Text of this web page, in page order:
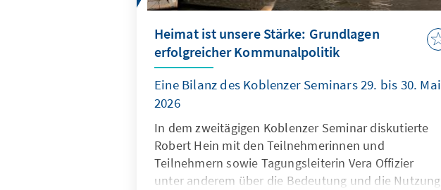
Heimat ist unsere Stärke: Grundlagen
erfolgreicher Kommunalpolitik
Eine Bilanz des Koblenzer Seminars 29. bis 30. Mai
2026
In dem zweitägigen Koblenzer Seminar diskutierte
Robert Hein mit den Teilnehmerinnen und
Teilnehmern sowie Tagungsleiterin Vera Offizier
unter anderem über die Bedeutung und die Nutzung